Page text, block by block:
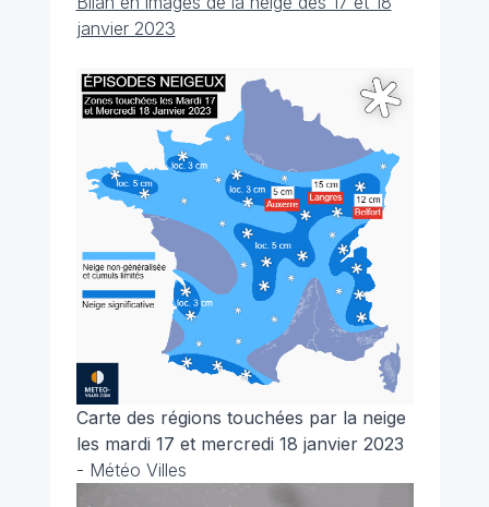
janvier 2023
Carte des régions touchées par la neige
les mardi 17 et mercredi 18 janvier 2023
- Météo Villes